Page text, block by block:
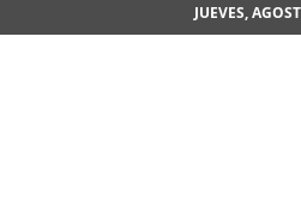
JUEVES,